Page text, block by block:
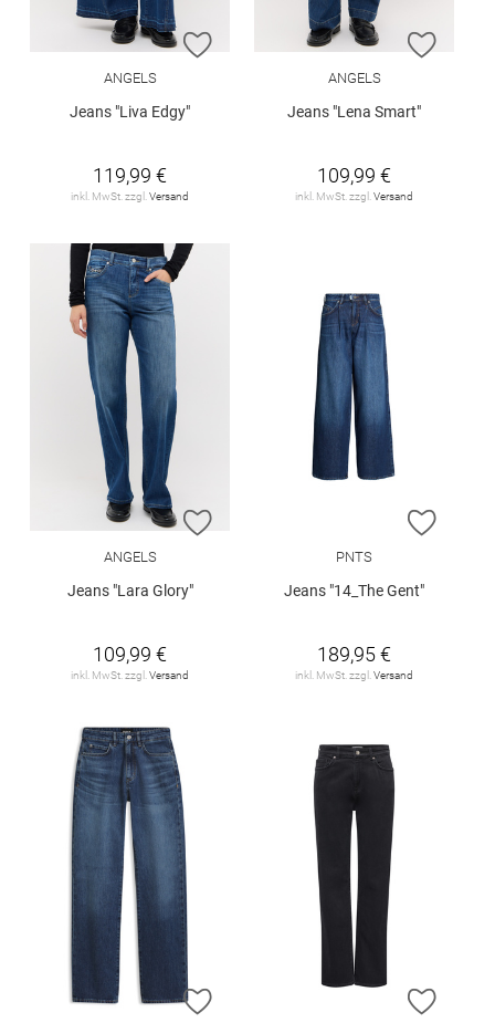
ZUR WUNSCHLISTE HINZUFÜGEN
ANGELS
Jeans "Liva Edgy"
119,99 €
inkl. MwSt. zzgl. Versand
ZUR
ANGELS
Jeans "Lena Smart"
109,99 €
inkl. MwSt. zzgl. Versand
ZUR WUNSCHLISTE HINZUFÜGEN
ANGELS
Jeans "Lara Glory"
109,99 €
inkl. MwSt. zzgl. Versand
ZUR
PNTS
Jeans "14_The Gent"
189,95 €
inkl. MwSt. zzgl. Versand
ZUR WUNSCHLISTE HINZUFÜGEN
ZUR